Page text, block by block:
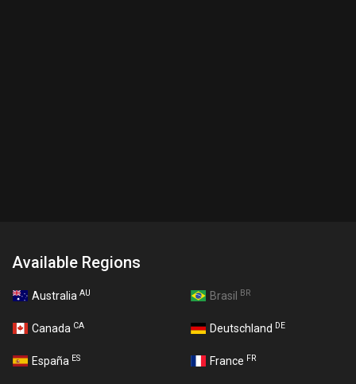
Available Regions
Australia AU Brasil BR
Canada CA Deutschland DE
España ES France FR